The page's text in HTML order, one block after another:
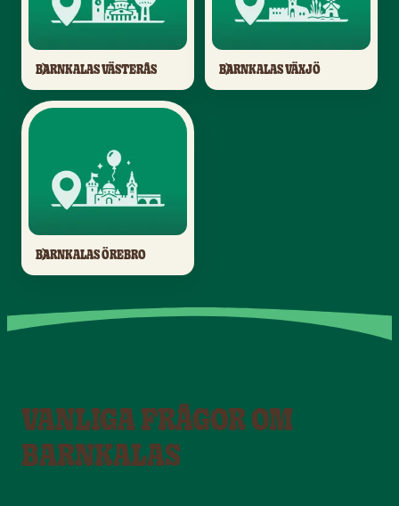
BARNKALAS VÄSTERÅS BARNKALAS VÄXJÖ
BARNKALAS ÖREBRO
VANLIGA FRÅGOR OM
BARNKALAS